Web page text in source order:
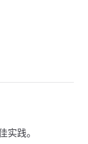
实践。